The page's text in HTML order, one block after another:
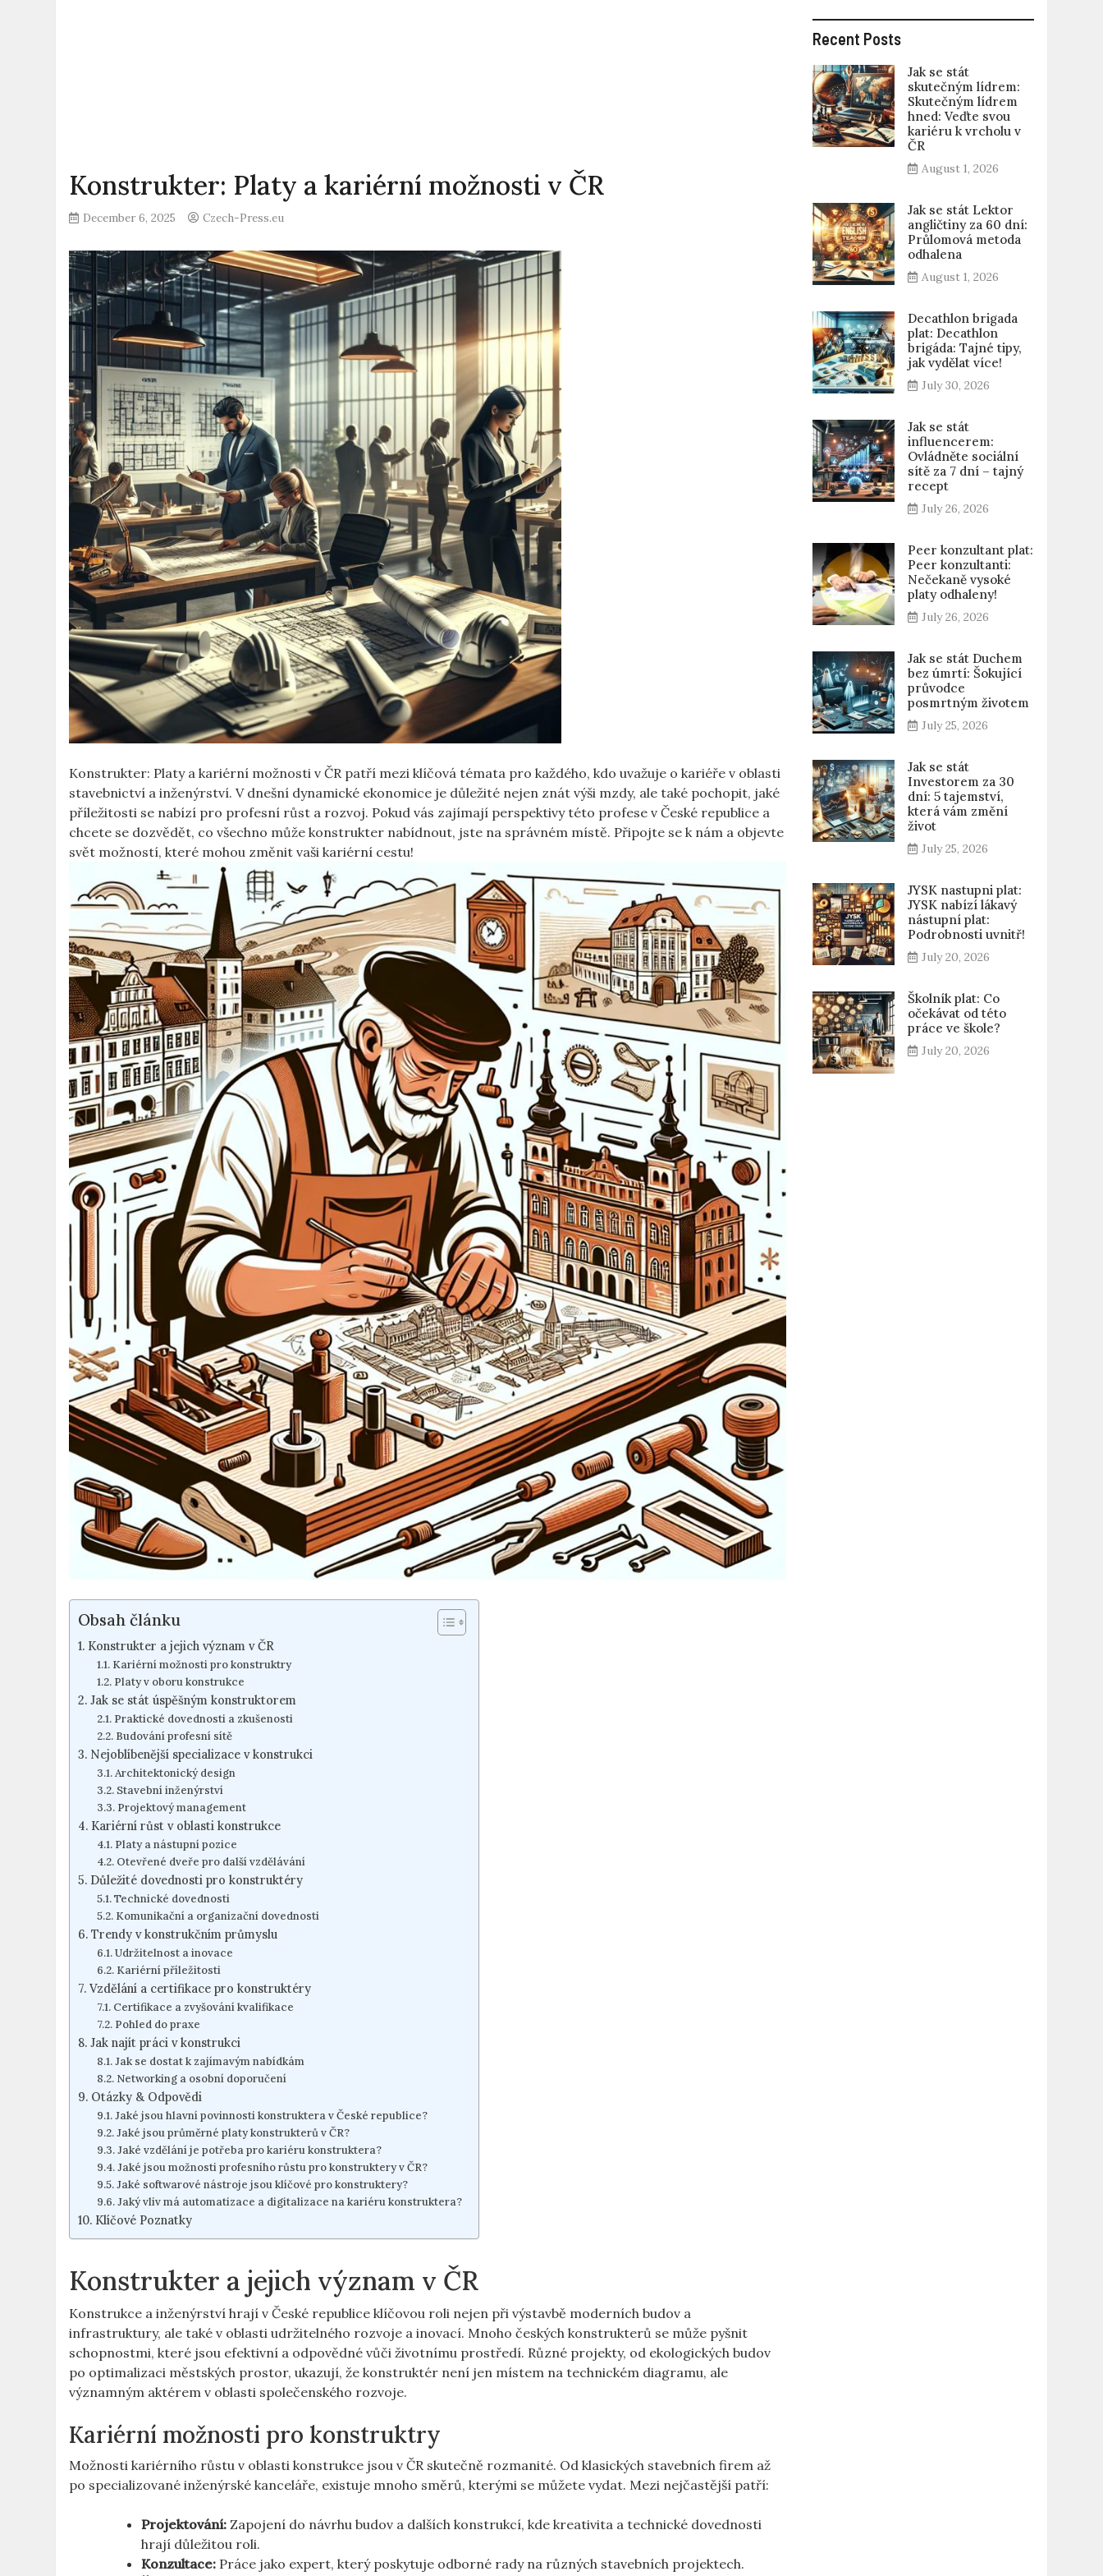
Konstrukter: Platy a kariérní možnosti v ČR
December 6, 2025 Czech-Press.eu
Konstrukter: Platy a kariérní možnosti v ČR patří mezi klíčová témata pro každého, kdo uvažuje o kariéře v oblasti
stavebnictví a inženýrství. V dnešní dynamické ekonomice je důležité nejen znát výši mzdy, ale také pochopit, jaké
příležitosti se nabízí pro profesní růst a rozvoj. Pokud vás zajímají perspektivy této profese v České republice a
chcete se dozvědět, co všechno může konstrukter nabídnout, jste na správném místě. Připojte se k nám a objevte
svět možností, které mohou změnit vaši kariérní cestu!
Obsah článku
Konstrukter a jejich význam v ČR
Kariérní možnosti pro konstruktry
Platy v oboru konstrukce
Jak se stát úspěšným konstruktorem
Praktické dovednosti a zkušenosti
Budování profesní sítě
Nejoblíbenější specializace v konstrukci
Architektonický design
Stavební inženýrství
Projektový management
Kariérní růst v oblasti konstrukce
Platy a nástupní pozice
Otevřené dveře pro další vzdělávání
Důležité dovednosti pro konstruktéry
Technické dovednosti
Komunikační a organizační dovednosti
Trendy v konstrukčním průmyslu
Udržitelnost a inovace
Kariérní příležitosti
Vzdělání a certifikace pro konstruktéry
Certifikace a zvyšování kvalifikace
Pohled do praxe
Jak najít práci v konstrukci
Jak se dostat k zajímavým nabídkám
Networking a osobní doporučení
Otázky & Odpovědi
Jaké jsou hlavní povinnosti konstruktera v České republice?
Jaké jsou průměrné platy konstrukterů v ČR?
Jaké vzdělání je potřeba pro kariéru konstruktera?
Jaké jsou možnosti profesního růstu pro konstruktery v ČR?
Jaké softwarové nástroje jsou klíčové pro konstruktery?
Jaký vliv má automatizace a digitalizace na kariéru konstruktera?
Klíčové Poznatky
Konstrukter a jejich význam v ČR
Konstrukce a inženýrství hrají v České republice klíčovou roli nejen při výstavbě moderních budov a
infrastruktury, ale také v oblasti udržitelného rozvoje a inovací. Mnoho českých konstrukterů se může pyšnit
schopnostmi, které jsou efektivní a odpovědné vůči životnímu prostředí. Různé projekty, od ekologických budov
po optimalizaci městských prostor, ukazují, že konstruktér není jen místem na technickém diagramu, ale
významným aktérem v oblasti společenského rozvoje.
Kariérní možnosti pro konstruktry
Možnosti kariérního růstu v oblasti konstrukce jsou v ČR skutečně rozmanité. Od klasických stavebních firem až
po specializované inženýrské kanceláře, existuje mnoho směrů, kterými se můžete vydat. Mezi nejčastější patří:
Projektování: Zapojení do návrhu budov a dalších konstrukcí, kde kreativita a technické dovednosti
hrají důležitou roli.
Konzultace: Práce jako expert, který poskytuje odborné rady na různých stavebních projektech.
Recent Posts
Jak se stát
skutečným lídrem:
Skutečným lídrem
hned: Veďte svou
kariéru k vrcholu v
ČR
August 1, 2026
Jak se stát Lektor
angličtiny za 60 dní:
Průlomová metoda
odhalena
August 1, 2026
Decathlon brigada
plat: Decathlon
brigáda: Tajné tipy,
jak vydělat více!
July 30, 2026
Jak se stát
influencerem:
Ovládněte sociální
sítě za 7 dní – tajný
recept
July 26, 2026
Peer konzultant plat:
Peer konzultanti:
Nečekaně vysoké
platy odhaleny!
July 26, 2026
Jak se stát Duchem
bez úmrtí: Šokující
průvodce
posmrtným životem
July 25, 2026
Jak se stát
Investorem za 30
dní: 5 tajemství,
která vám změní
život
July 25, 2026
JYSK nastupni plat:
JYSK nabízí lákavý
nástupní plat:
Podrobnosti uvnitř!
July 20, 2026
Školník plat: Co
očekávat od této
práce ve škole?
July 20, 2026